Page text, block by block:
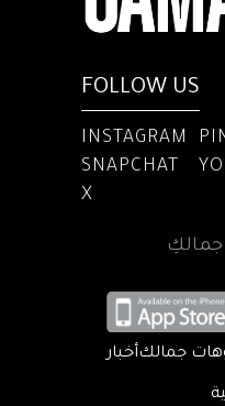
FOLLOW US
INSTAGRAM
SNAPCHAT
X
جمالكأخبار